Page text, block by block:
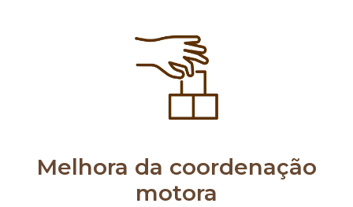
Melhora da coordenação
motora